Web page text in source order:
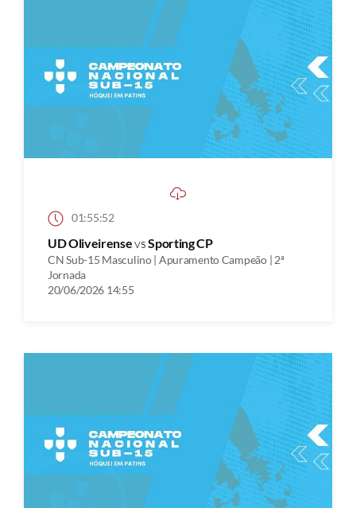
01:55:52
UD OliveirensevsSporting CP
CN Sub-15 Masculino | Apuramento Campeão | 2ª
Jornada
20/06/2026 14:55